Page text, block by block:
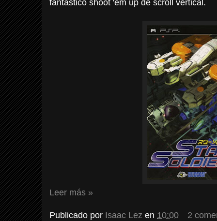
fantástico shoot 'em up de scroll vertical.
Leer más »
Publicado por Isaac Lez en 10:00
2